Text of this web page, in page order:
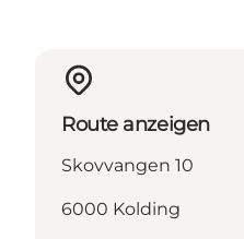
Route anzeigen
Skovvangen 10
6000 Kolding